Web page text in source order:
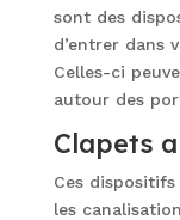
sont des
d’entrer dans
Celles-ci
autour des
Clapets
Ces
les